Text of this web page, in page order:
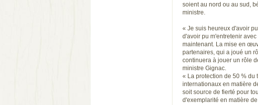
soient au nord ou au sud,
ministre.
« Je suis heureux d'avoir
d'avoir pu m'entretenir
maintenant. La mise en
partenaires, qui a joué un
continuera à jouer un rôle
ministre Gignac.
« La protection de 50 % du
internationaux en matière
soit source de fierté pour
d'exemplarité en matière